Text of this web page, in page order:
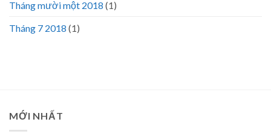
Tháng mười một 2018 (1)
Tháng 7 2018 (1)
MỚI NHẤT